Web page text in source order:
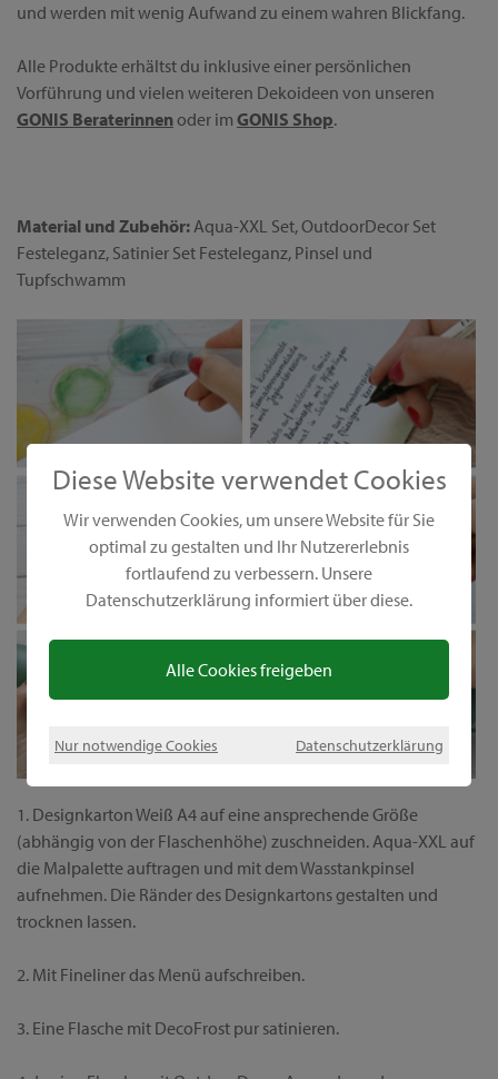
Diese Website verwendet Cookies
Wir verwenden Cookies, um unsere Website für Sie
optimal zu gestalten und Ihr Nutzererlebnis
fortlaufend zu verbessern. Unsere
Datenschutzerklärung informiert über diese.
Alle Cookies freigeben
Nur notwendige Cookies Datenschutzerklärung
und werden mit wenig Aufwand zu einem wahren Blickfang.
Alle Produkte erhältst du inklusive einer persönlichen
Vorführung und vielen weiteren Dekoideen von unseren
GONIS Beraterinnenoder im GONIS Shop.
Material und Zubehör:Aqua-XXL Set, OutdoorDecor Set
Festeleganz, Satinier Set Festeleganz, Pinsel und
Tupfschwamm
1. Designkarton Weiß A4 auf eine ansprechende Größe
(abhängig von der Flaschenhöhe) zuschneiden. Aqua-XXL auf
die Malpalette auftragen und mit dem Wasstankpinsel
aufnehmen. Die Ränder des Designkartons gestalten und
trocknen lassen.
2. Mit Fineliner das Menü aufschreiben.
3. Eine Flasche mit DecoFrost pur satinieren.